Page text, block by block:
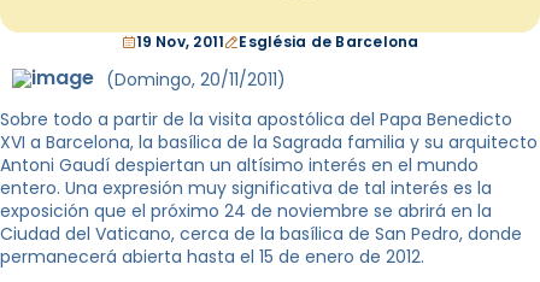
19 Nov, 2011 Església de Barcelona
(Domingo, 20/11/2011)
Sobre todo a partir de la visita apostólica del Papa Benedicto
XVI a Barcelona, la basílica de la Sagrada familia y su arquitecto
Antoni Gaudí despiertan un altísimo interés en el mundo
entero. Una expresión muy significativa de tal interés es la
exposición que el próximo 24 de noviembre se abrirá en la
Ciudad del Vaticano, cerca de la basílica de San Pedro, donde
permanecerá abierta hasta el 15 de enero de 2012.